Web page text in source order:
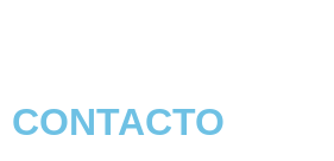
CONTACTO